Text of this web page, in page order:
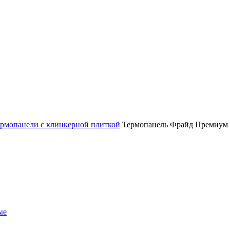
с клинкерной плиткой Термопанель Фрайд Премиум